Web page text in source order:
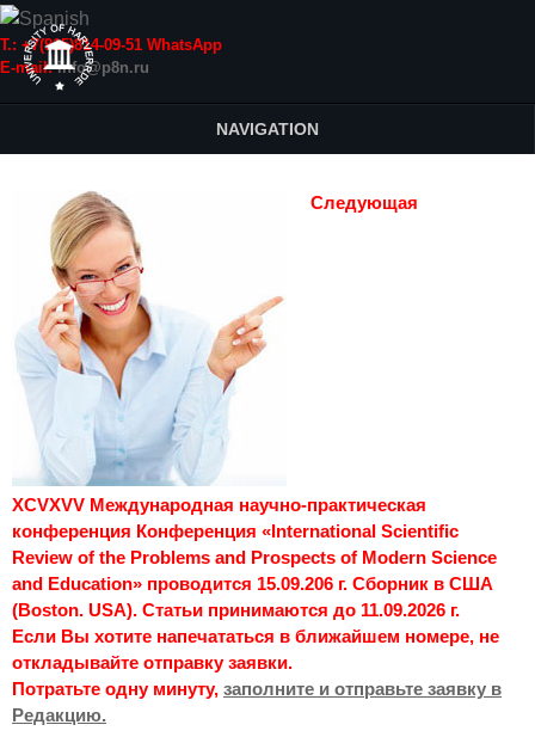
Т.: +7(915)814-09-51 WhatsApp
E-mail:info@p8n.ru
NAVIGATION
Следующая
XCVXVV Международная научно-практическая
конференция Конференция «International Scientific
Review of the Problems and Prospects of Modern Science
and Education» проводится 15.09.206 г. Сборник в США
(Boston. USA). Статьи принимаются до 11.09.2026 г.
Если Вы хотите напечататься в ближайшем номере, не
откладывайте отправку заявки.
Потратьте одну минуту, заполните и отправьте заявку в
Редакцию.